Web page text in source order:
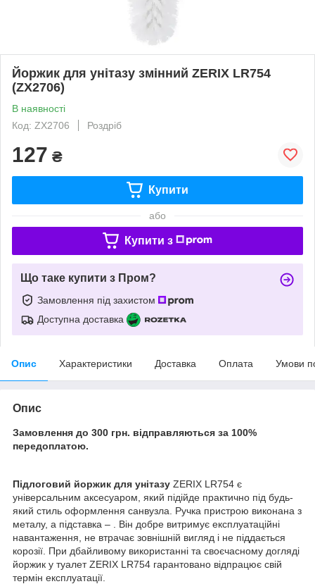
Йоржик для унітазу змінний ZERIX LR754
(ZX2706)
В наявності
Код: ZX2706
Роздріб
127 ₴
Купити
або
Купити з
Що таке купити з Пром?
Замовлення під захистом
Доступна доставка
Опис Характеристики Доставка Оплата Умови
Опис
Замовлення до 300 грн. відправляються за 100%
передоплатою.
Підлоговий йоржик для унітазу ZERIX LR754 є
універсальним аксесуаром, який підійде практично під будь-
який стиль оформлення санвузла. Ручка пристрою виконана з
металу, а підставка – . Він добре витримує експлуатаційні
навантаження, не втрачає зовнішній вигляд і не піддається
корозії. При дбайливому використанні та своєчасному догляді
йоржик у туалет ZERIX LR754 гарантовано відпрацює свій
термін експлуатації.